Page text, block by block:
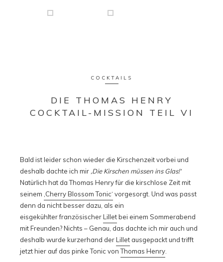
COCKTAILS
DIE THOMAS HENRY
COCKTAIL-MISSION TEIL VI
Bald ist leider schon wieder die Kirschenzeit vorbei und
deshalb dachte ich mir ‚Die Kirschen müssen ins Glas!‘
Natürlich hat da Thomas Henry für die kirschlose Zeit mit
seinem ‚Cherry Blossom Tonic‘ vorgesorgt. Und was passt
denn da nicht besser dazu, als ein
eisgekühlter französischerLilletbei einem Sommerabend
mit Freunden? Nichts – Genau, das dachte ich mir auch und
deshalb wurde kurzerhand derLillet ausgepackt und trifft
jetzt hier auf das pinke Tonic vonThomas Henry